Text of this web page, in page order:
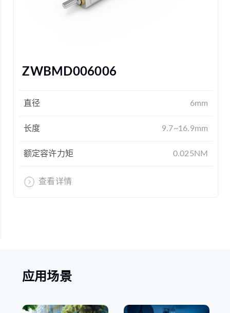
ZWBMD006006
直径 6mm
长度 9.7~16.9mm
额定容许力矩 0.025NM
查看详情
应用场景